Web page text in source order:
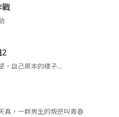
戰
2
，自己原本的樣子...
真，一群男生的叛逆叫青春